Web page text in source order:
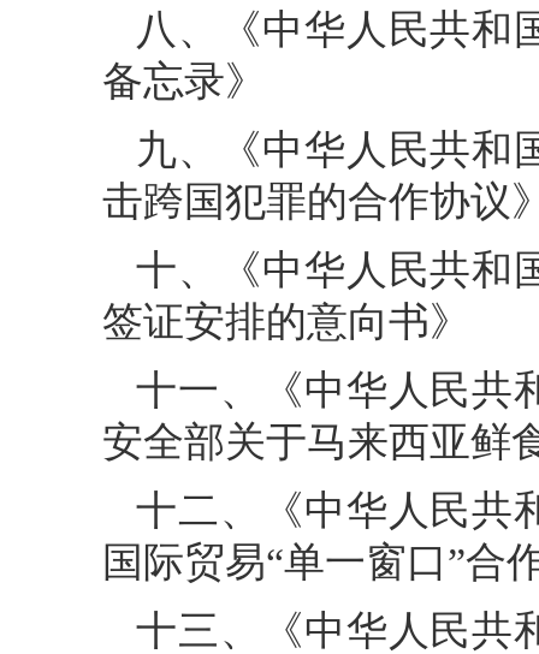
八、《中华人民共和
备忘录》
九、《中华人民共和
击跨国犯罪的合作协议
十、《中华人民共和
签证安排的意向书》
十一、《中华人民共
安全部关于马来西亚鲜
十二、《中华人民共
国际贸易“单一窗口”合
十三、《中华人民共